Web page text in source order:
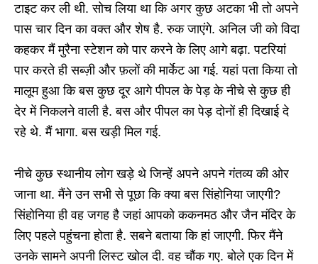
टाइट कर ली थी. सोच लिया था कि अगर कुछ अटका भी तो अपने
पास चार दिन का वक्त और शेष है. रुक जाएंगे. अनिल जी को विदा
कहकर मैं मुरैना स्टेशन को पार करने के लिए आगे बढ़ा. पटरियां
पार करते ही सब्ज़ी और फ़लों की मार्केट आ गई. यहां पता किया तो
मालूम हुआ कि बस कुछ दूर आगे पीपल के पेड़ के नीचे से कुछ ही
देर में निकलने वाली है. बस और पीपल का पेड़ दोनों ही दिखाई दे
रहे थे. मैं भागा. बस खड़ी मिल गई.
नीचे कुछ स्थानीय लोग खड़े थे जिन्हें अपने अपने गंतव्य की ओर
जाना था. मैंने उन सभी से पूछा कि क्या बस सिंहोनिया जाएगी?
सिंहोनिया ही वह जगह है जहां आपको ककनमठ और जैन मंदिर के
लिए पहले पहुंचना होता है. सबने बताया कि हां जाएगी. फिर मैंने
उनके सामने अपनी लिस्ट खोल दी. वह चौंक गए. बोले एक दिन में